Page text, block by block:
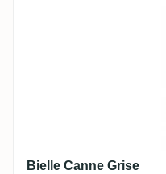
Bielle Canne Grise